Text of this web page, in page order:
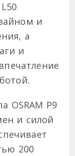
и
а
и
OSRAM P9
и силой
200